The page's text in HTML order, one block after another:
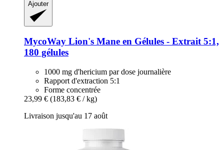
Ajouter
MycoWay Lion's Mane en Gélules -​ Extrait 5:1,
180 gélules
1000 mg d'hericium par dose journalière
Rapport d'extraction 5:1
Forme concentrée
23,99 € (183,83 € / kg)
Livraison jusqu'au 17 août